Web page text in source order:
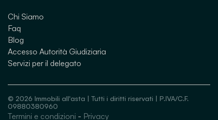
Chi Siamo
Faq
Blog
Accesso Autorità Giudiziaria
Servizi per il delegato
© 2026 Immobili all'asta | Tutti i diritti riservati | P.IVA/C.F.
09880380960
Termini e condizioni - Privacy